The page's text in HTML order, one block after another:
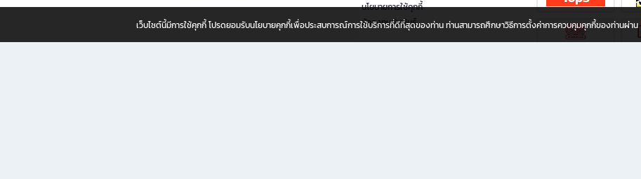
นโยบายการใช้คุกกี้
นักลงทุนสัมพันธ์
เว็บไซต์นี้มีการใช้คุกกี้ โปรดยอมรับนโยบายคุกกี้เพื่อประสบการณ์การใช้บริการที่ดีที่สุดของท่าน ท่านสามารถศึกษาวิธีการตั้งค่าการควบคุมคุกกี้ของท่านผ่าน